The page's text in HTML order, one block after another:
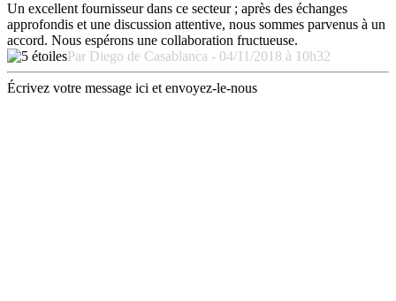
Un excellent fournisseur dans ce secteur ; après des échanges
approfondis et une discussion attentive, nous sommes parvenus à un
accord. Nous espérons une collaboration fructueuse.
Par Diego de Casablanca - 04/11/2018 à 10h32
Écrivez votre message ici et envoyez-le-nous